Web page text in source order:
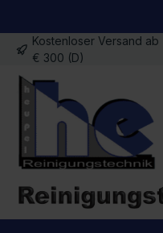
Kostenloser Versand ab
€ 300 (D)